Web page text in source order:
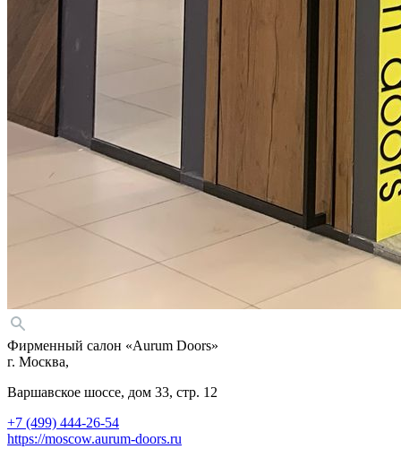
Фирменный салон «Aurum Doors»
г. Москва,
Варшавское шоссе, дом 33, стр. 12
+7 (499) 444-26-54
https://moscow.aurum-doors.ru